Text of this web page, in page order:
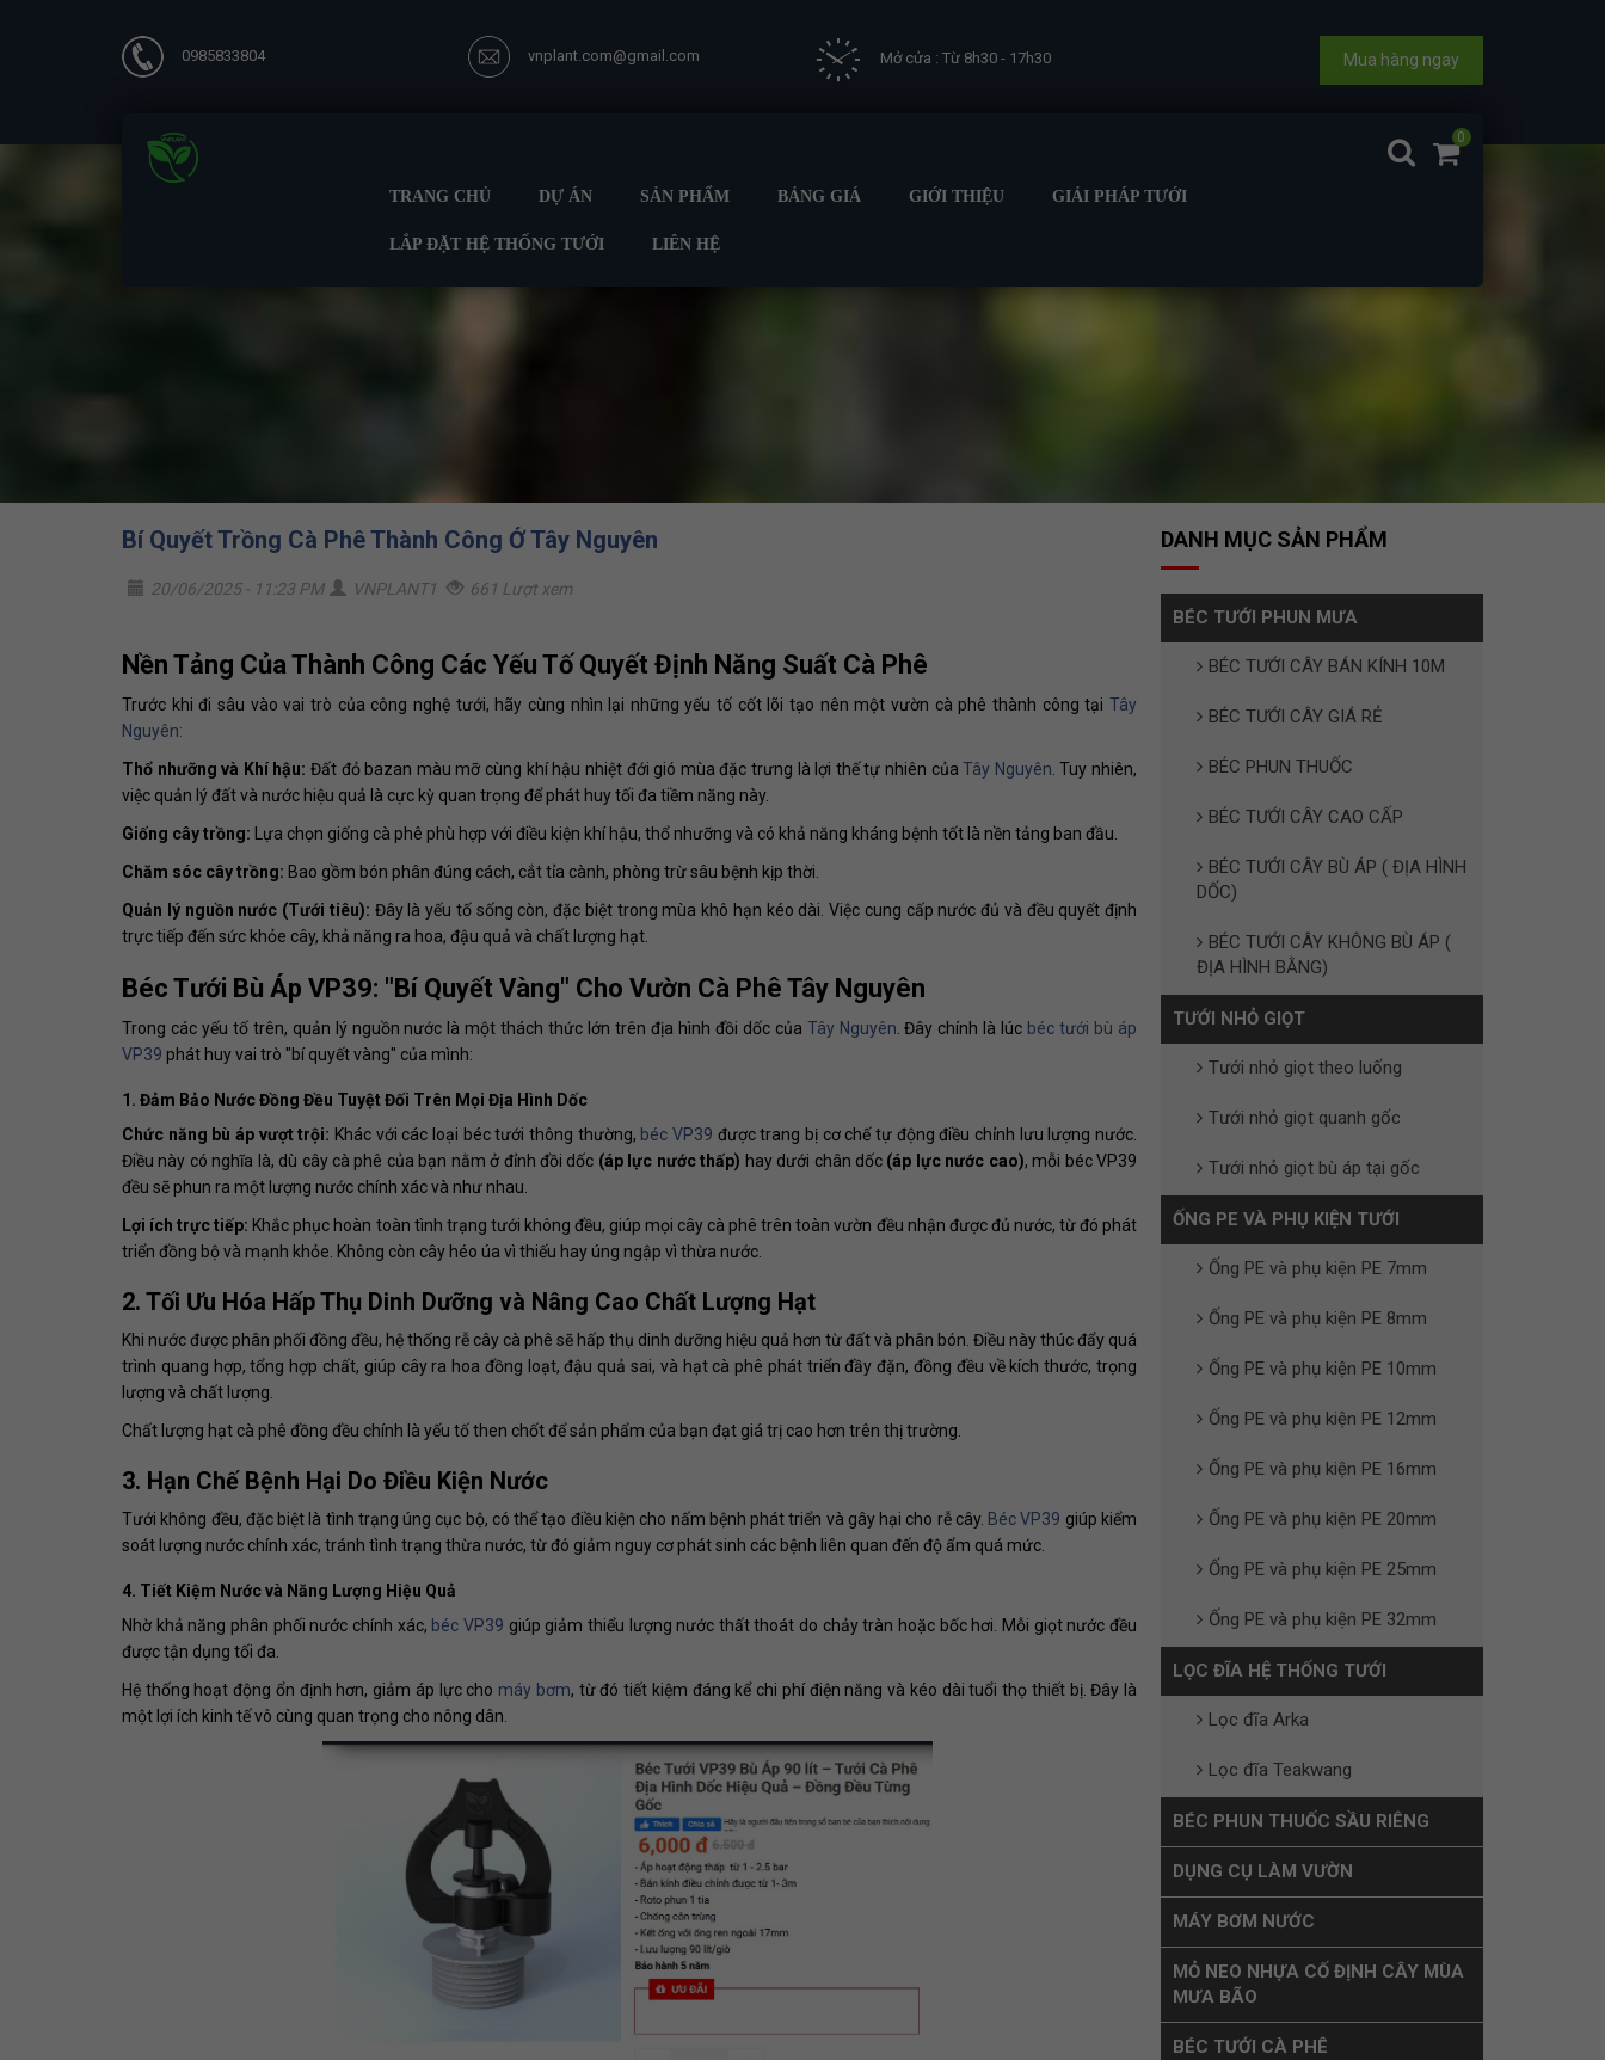
0985833804 vnplant.com@gmail.com Mở cửa : Từ 8h30 - 17h30 Mua hàng ngay
0
TRANG CHỦ DỰ ÁN SẢN PHẨM BẢNG GIÁ GIỚI THIỆU GIẢI PHÁP TƯỚI
LẮP ĐẶT HỆ THỐNG TƯỚI LIÊN HỆ
Bí Quyết Trồng Cà Phê Thành Công Ở Tây Nguyên
20/06/2025 - 11:23 PM VNPLANT1 661 Lượt xem
Nền Tảng Của Thành Công Các Yếu Tố Quyết Định Năng Suất Cà Phê
Trước khi đi sâu vào vai trò của công nghệ tưới, hãy cùng nhìn lại những yếu tố cốt lõi tạo nên một vườn cà phê thành công tại Tây
Nguyên:
Thổ nhưỡng và Khí hậu: Đất đỏ bazan màu mỡ cùng khí hậu nhiệt đới gió mùa đặc trưng là lợi thế tự nhiên củaTây Nguyên . Tuy nhiên,
việc quản lý đất và nước hiệu quả là cực kỳ quan trọng để phát huy tối đa tiềm năng này.
Giống cây trồng: Lựa chọn giống cà phê phù hợp với điều kiện khí hậu, thổ nhưỡng và có khả năng kháng bệnh tốt là nền tảng ban đầu.
Chăm sóc cây trồng: Bao gồm bón phân đúng cách, cắt tỉa cành, phòng trừ sâu bệnh kịp thời.
Quản lý nguồn nước (Tưới tiêu): Đây là yếu tố sống còn, đặc biệt trong mùa khô hạn kéo dài. Việc cung cấp nước đủ và đều quyết định
trực tiếp đến sức khỏe cây, khả năng ra hoa, đậu quả và chất lượng hạt.
Béc Tưới Bù Áp VP39: "Bí Quyết Vàng" Cho Vườn Cà Phê Tây Nguyên
Trong các yếu tố trên, quản lý nguồn nước là một thách thức lớn trên địa hình đồi dốc của Tây Nguyên . Đây chính là lúc béc tưới bù áp
VP39 phát huy vai trò "bí quyết vàng" của mình:
1. Đảm Bảo Nước Đồng Đều Tuyệt Đối Trên Mọi Địa Hình Dốc
Chức năng bù áp vượt trội: Khác với các loại béc tưới thông thường, béc VP39 được trang bị cơ chế tự động điều chỉnh lưu lượng nước.
Điều này có nghĩa là, dù cây cà phê của bạn nằm ở đỉnh đồi dốc (áp lực nước thấp) hay dưới chân dốc (áp lực nước cao), mỗi béc VP39
đều sẽ phun ra một lượng nước chính xác và như nhau.
Lợi ích trực tiếp: Khắc phục hoàn toàn tình trạng tưới không đều, giúp mọi cây cà phê trên toàn vườn đều nhận được đủ nước, từ đó phát
triển đồng bộ và mạnh khỏe. Không còn cây héo úa vì thiếu hay úng ngập vì thừa nước
2. Tối Ưu Hóa Hấp Thụ Dinh Dưỡng và Nâng Cao Chất Lượng Hạt
Khi nước được phân phối đồng đều, hệ thống rễ cây cà phê sẽ hấp thụ dinh dưỡng hiệu quả hơn từ đất và phân bón. Điều này thúc đẩy quá
trình quang hợp, tổng hợp chất, giúp cây ra hoa đồng loạt, đậu quả sai, và hạt cà phê phát triển đầy đặn, đồng đều về kích thước, trọng
lượng và chất lượng.
Chất lượng hạt cà phê đồng đều chính là yếu tố then chốt để sản phẩm của bạn đạt giá trị cao hơn trên thị trường.
3. Hạn Chế Bệnh Hại Do Điều Kiện Nước
Tưới không đều, đặc biệt là tình trạng úng cục bộ, có thể tạo điều kiện cho nấm bệnh phát triển và gây hại cho rễ cây. Béc VP39 giúp kiểm
soát lượng nước chính xác, tránh tình trạng thừa nước, từ đó giảm nguy cơ phát sinh các bệnh liên quan đến độ ẩm quá mức.
4. Tiết Kiệm Nước và Năng Lượng Hiệu Quả
Nhờ khả năng phân phối nước chính xác, béc VP39 giúp giảm thiểu lượng nước thất thoát do chảy tràn hoặc bốc hơi. Mỗi giọt nước đều
được tận dụng tối đa.
Hệ thống hoạt động ổn định hơn, giảm áp lực cho máy bơm, từ đó tiết kiệm đáng kể chi phí điện năng và kéo dài tuổi thọ thiết bị. Đây là
một lợi ích kinh tế vô cùng quan trọng cho nông dân.
DANH MỤC SẢN PHẨM
BÉC TƯỚI PHUN MƯA
BÉC TƯỚI CÂY BÁN KÍNH 10M
BÉC TƯỚI CÂY GIÁ RẺ
BÉC PHUN THUỐC
BÉC TƯỚI CÂY CAO CẤP
BÉC TƯỚI CÂY BÙ ÁP ( ĐỊA HÌNH
DỐC)
BÉC TƯỚI CÂY KHÔNG BÙ ÁP (
ĐỊA HÌNH BẰNG)
TƯỚI NHỎ GIỌT
Tưới nhỏ giọt theo luống
Tưới nhỏ giọt quanh gốc
Tưới nhỏ giọt bù áp tại gốc
ỐNG PE VÀ PHỤ KIỆN TƯỚI
Ống PE và phụ kiện PE 7mm
Ống PE và phụ kiện PE 8mm
Ống PE và phụ kiện PE 10mm
Ống PE và phụ kiện PE 12mm
Ống PE và phụ kiện PE 16mm
Ống PE và phụ kiện PE 20mm
Ống PE và phụ kiện PE 25mm
Ống PE và phụ kiện PE 32mm
LỌC ĐĨA HỆ THỐNG TƯỚI
Lọc đĩa Arka
Lọc đĩa Teakwang
BÉC PHUN THUỐC SẦU RIÊNG
DỤNG CỤ LÀM VƯỜN
MÁY BƠM NƯỚC
MỎ NEO NHỰA CỐ ĐỊNH CÂY MÙA
MƯA BÃO
BÉC TƯỚI CÀ PHÊ